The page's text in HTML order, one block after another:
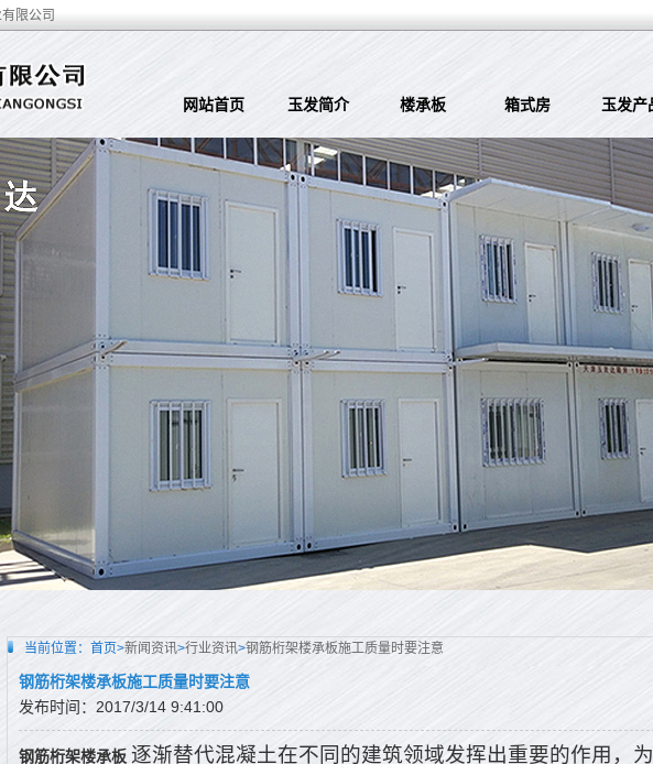
限公司
网站首页 玉发简介 楼承板 箱式房 玉发产
当前位置： 首页>新闻资讯>行业资讯>钢筋桁架楼承板施工质量时要注意
钢筋桁架楼承板施工质量时要注意
发布时间：2017/3/14 9:41:00
钢筋桁架楼承板 逐渐替代混凝土在不同的建筑领域发挥出重要的作用，